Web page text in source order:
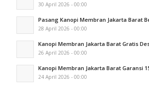
30 April 2026 - 00:00
Pasang Kanopi Membran Jakarta Barat
28 April 2026 - 00:00
Kanopi Membran Jakarta Barat Gratis
26 April 2026 - 00:00
Kanopi Membran Jakarta Barat Garansi
24 April 2026 - 00:00